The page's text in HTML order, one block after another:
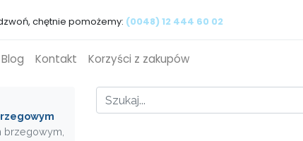
chętnie pomożemy: (0048) 12 444 60 02
Blog Kontakt Korzyści z zakupów
brzegowym,